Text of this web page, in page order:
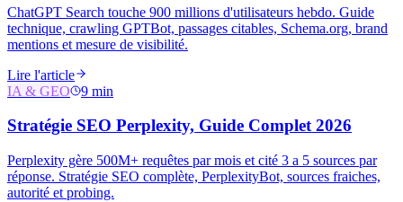
ChatGPT Search touche 900 millions d'utilisateurs hebdo. Guide
technique, crawling GPTBot, passages citables, Schema.org, brand
mentions et mesure de visibilité.
Lire l'article
IA & GEO
9 min
Stratégie SEO Perplexity, Guide Complet 2026
Perplexity gère 500M+ requêtes par mois et cité 3 a 5 sources par
réponse. Stratégie SEO complète, PerplexityBot, sources fraiches,
autorité et probing.